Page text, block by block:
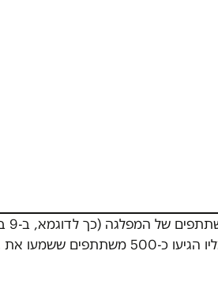
2018 התקיים בביתה בסביון חוג בית אליו הגיעו כ-500